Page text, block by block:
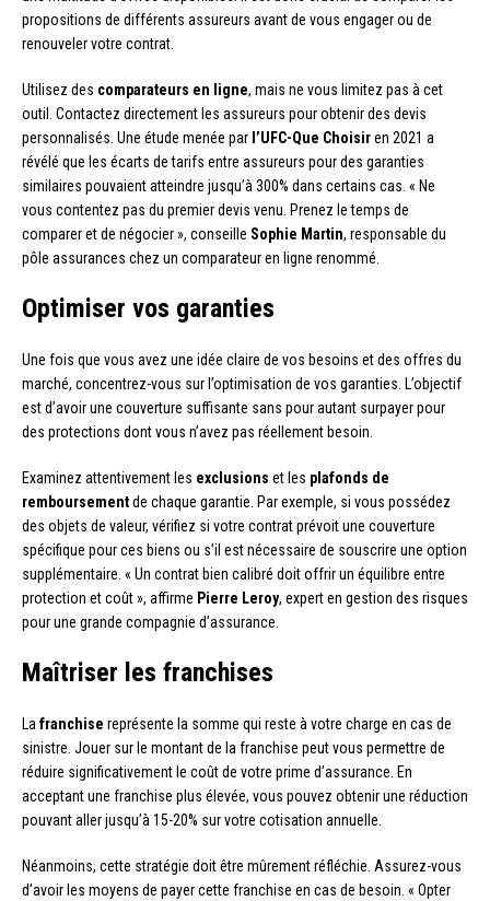
propositions de différents assureurs avant de vous engager ou de
renouveler votre contrat.
Utilisez des comparateurs en ligne, mais ne vous limitez pas à cet
outil. Contactez directement les assureurs pour obtenir des devis
personnalisés. Une étude menée par l’UFC-Que Choisiren 2021 a
révélé que les écarts de tarifs entre assureurs pour des garanties
similaires pouvaient atteindre jusqu’à 300% dans certains cas. « Ne
vous contentez pas du premier devis venu. Prenez le temps de
comparer et de négocier », conseille Sophie Martin, responsable du
pôle assurances chez un comparateur en ligne renommé.
Optimiser vos garanties
Une fois que vous avez une idée claire de vos besoins et des offres du
marché, concentrez-vous sur l’optimisation de vos garanties. L’objectif
est d’avoir une couverture suffisante sans pour autant surpayer pour
des protections dont vous n’avez pas réellement besoin.
Examinez attentivement les exclusions et les plafonds de
remboursementde chaque garantie. Par exemple, si vous possédez
des objets de valeur, vérifiez si votre contrat prévoit une couverture
spécifique pour ces biens ou s’il est nécessaire de souscrire une option
supplémentaire. « Un contrat bien calibré doit offrir un équilibre entre
protection et coût », affirme Pierre Leroy, expert en gestion des risques
pour une grande compagnie d’assurance.
Maîtriser les franchises
La franchise représente la somme qui reste à votre charge en cas de
sinistre. Jouer sur le montant de la franchise peut vous permettre de
réduire significativement le coût de votre prime d’assurance. En
acceptant une franchise plus élevée, vous pouvez obtenir une réduction
pouvant aller jusqu’à 15-20% sur votre cotisation annuelle.
Néanmoins, cette stratégie doit être mûrement réfléchie. Assurez-vous
d’avoir les moyens de payer cette franchise en cas de besoin. « Opter